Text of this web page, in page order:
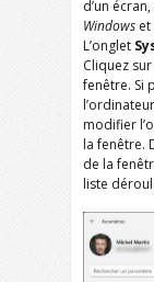
d’un
Windows et
L’onglet
Cliquez sur
fenêtre. Si
modifier
la fenêtre.
de la
liste